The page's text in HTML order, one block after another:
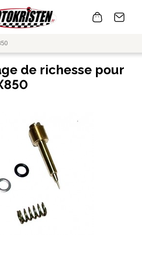
de richesse pour